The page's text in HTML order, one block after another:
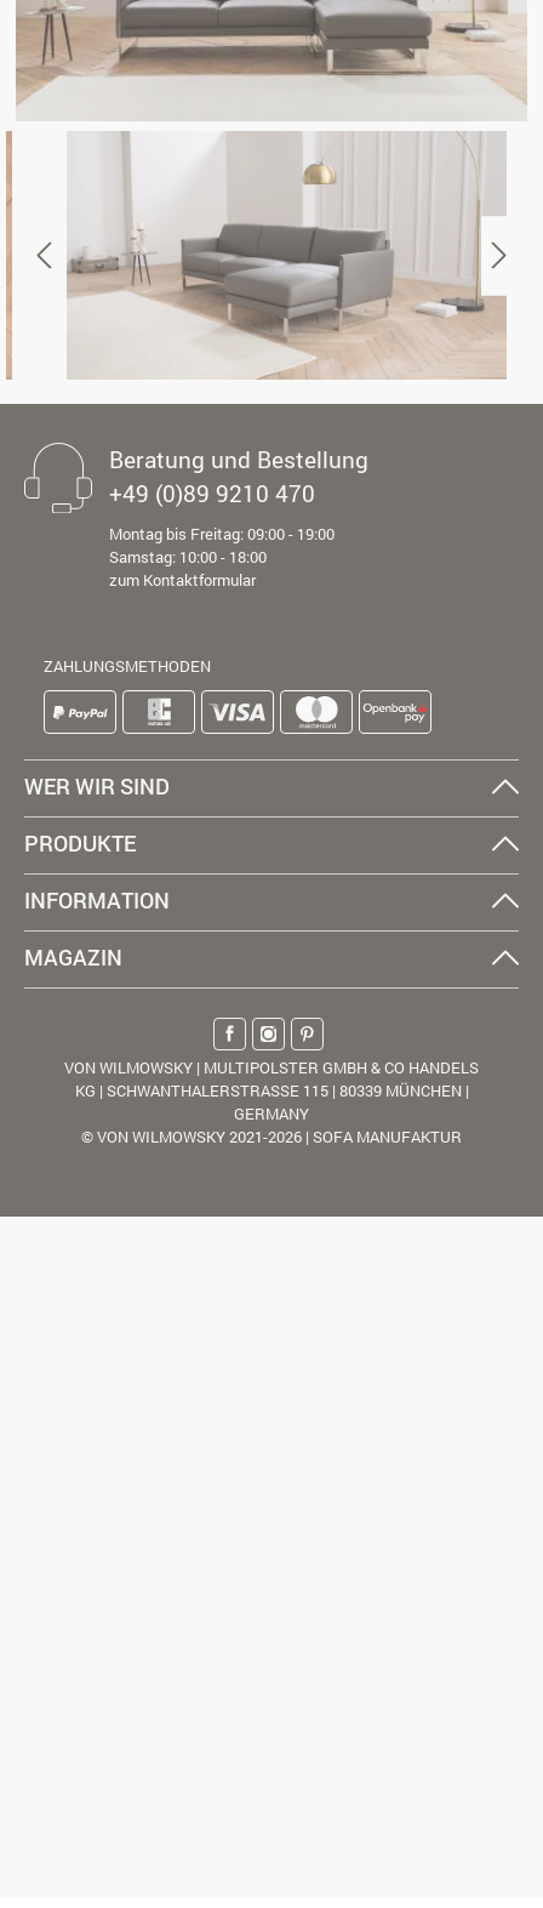
Beratung und Bestellung
+49 (0)89 9210 470
Montag bis Freitag: 09:00 - 19:00
Samstag: 10:00 - 18:00
zum Kontaktformular
ZAHLUNGSMETHODEN
WER WIR SIND
PRODUKTE
INFORMATION
MAGAZIN
VON WILMOWSKY | MULTIPOLSTER GMBH & CO HANDELS
KG | SCHWANTHALERSTRASSE 115 | 80339 MÜNCHEN |
GERMANY
© VON WILMOWSKY 2021-2026 | SOFA MANUFAKTUR